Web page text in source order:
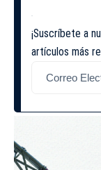
¡Suscríbete a
artículos más